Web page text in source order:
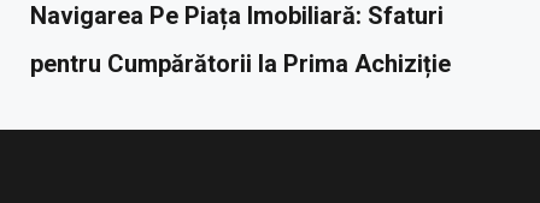
Navigarea Pe Piața Imobiliară: Sfaturi
pentru Cumpărătorii la Prima Achiziție